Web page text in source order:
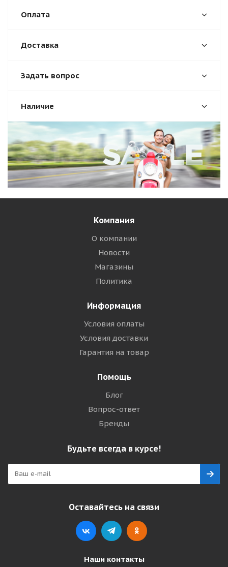
Оплата
Доставка
Задать вопрос
Наличие
Компания
О компании
Новости
Магазины
Политика
Информация
Условия оплаты
Условия доставки
Гарантия на товар
Помощь
Блог
Вопрос-ответ
Бренды
Будьте всегда в курсе!
Оставайтесь на связи
Наши контакты